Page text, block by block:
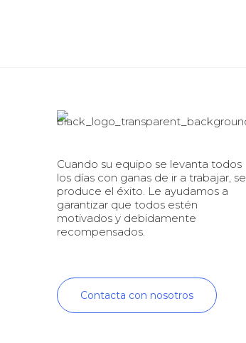
Cuando su equipo se levanta todos
los días con ganas de ir a trabajar, se
produce el éxito. Le ayudamos a
garantizar que todos estén
motivados y debidamente
recompensados.
Contacta con nosotros